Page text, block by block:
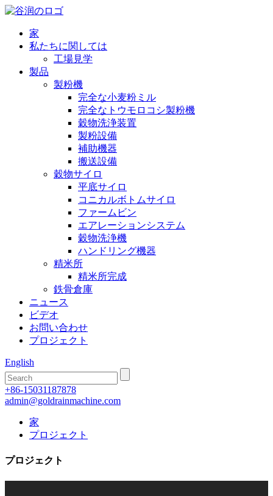
家
私たちに関しては
工場見学
製品
製粉機
完全な小麦粉ミル
完全なトウモロコシ製粉機
穀物洗浄装置
製粉設備
補助機器
搬送設備
穀物サイロ
平底サイロ
コニカルボトムサイロ
ファームビン
エアレーションシステム
穀物洗浄機
ハンドリング機器
精米所
精米所完成
鉄骨倉庫
ニュース
ビデオ
お問い合わせ
プロジェクト
English
+86-15031187878
admin@goldrainmachine.com
家
プロジェクト
プロジェクト